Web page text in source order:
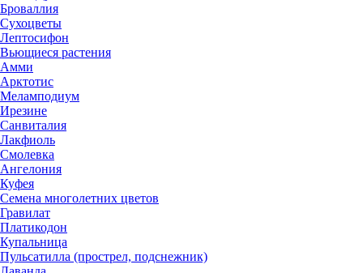
Броваллия
Сухоцветы
Лептосифон
Вьющиеся растения
Амми
Арктотис
Меламподиум
Ирезине
Санвиталия
Лакфиоль
Смолевка
Ангелония
Куфея
Семена многолетних цветов
Гравилат
Платикодон
Купальница
Пульсатилла (прострел, подснежник)